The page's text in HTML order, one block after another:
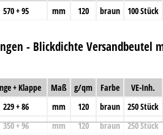
570 + 95 mm 120 braun 100 Stück
- Blickdichte Versandbeutel
+ Klappe Maß g/qm Farbe VE-Inh.
229 + 86 mm 120 braun 250 Stück
350 + 96 mm 120 braun 250 Stück